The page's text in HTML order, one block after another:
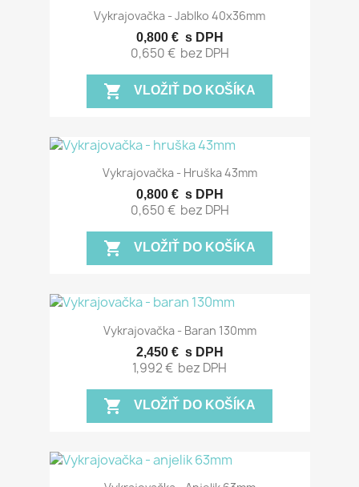
Vykrajovačka - Jablko 40x36mm
0,800 € s DPH
0,650 € bez DPH
shopping_cart VLOŽIŤ DO KOŠÍKA
Vykrajovačka - Hruška 43mm
0,800 € s DPH
0,650 € bez DPH
shopping_cart VLOŽIŤ DO KOŠÍKA
Vykrajovačka - Baran 130mm
2,450 € s DPH
1,992 € bez DPH
shopping_cart VLOŽIŤ DO KOŠÍKA